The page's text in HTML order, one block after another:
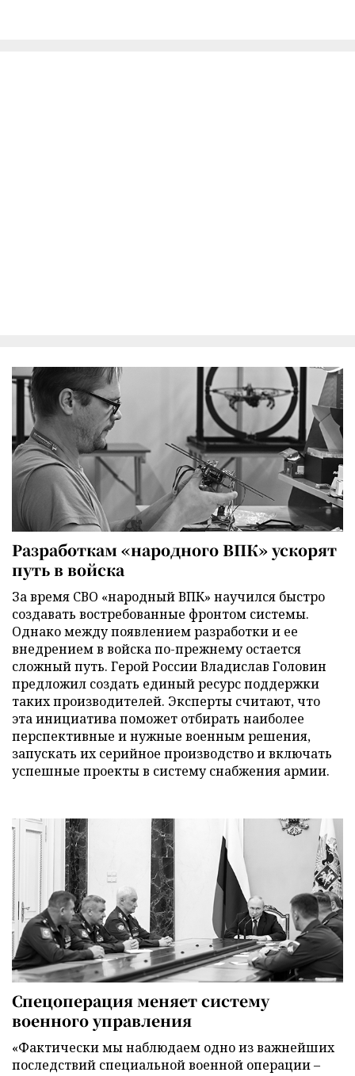
Разработкам «народного ВПК» ускорят
путь в войска
За время СВО «народный ВПК» научился быстро
создавать востребованные фронтом системы.
Однако между появлением разработки и ее
внедрением в войска по-прежнему остается
сложный путь. Герой России Владислав Головин
предложил создать единый ресурс поддержки
таких производителей. Эксперты считают, что
эта инициатива поможет отбирать наиболее
перспективные и нужные военным решения,
запускать их серийное производство и включать
успешные проекты в систему снабжения армии.
Спецоперация меняет систему
военного управления
«Фактически мы наблюдаем одно из важнейших
последствий специальной военной операции –